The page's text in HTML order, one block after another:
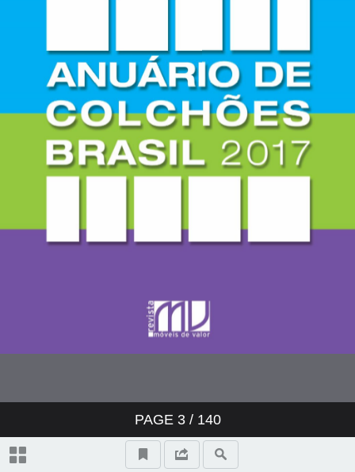
PAGE 3/ 140